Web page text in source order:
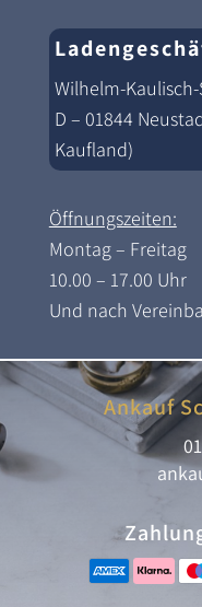
Wilhelm-
D – 01844
Kaufland)
Öffnungszeiten:
Montag – Freitag
10.00 – 17.00 Uhr
Und nach
Ankauf